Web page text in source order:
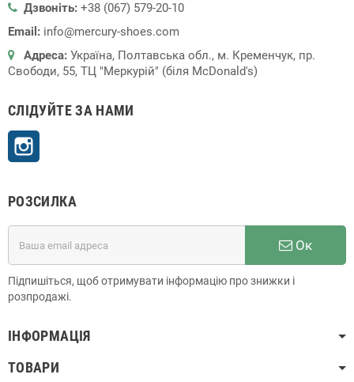
Дзвоніть: +38 (067) 579-20-10
Email: info@mercury-shoes.com
Адреса: Україна, Полтавська обл., м. Кременчук, пр.
Свободи, 55, ТЦ "Меркурій" (біля McDonald's)
СЛІДУЙТЕ ЗА НАМИ
РОЗСИЛКА
Ок
Підпишіться, щоб отримувати інформацію про знижки і
розпродажі.
ІНФОРМАЦІЯ
ТОВАРИ